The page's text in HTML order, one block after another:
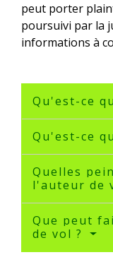
peut porter
poursuivi par la
informations à
Qu'est-ce
Qu'est-ce
Quelles
l'auteur de
Que peut
de vol ?